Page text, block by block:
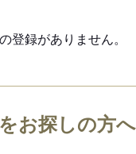
登録がありません。
お探しの方